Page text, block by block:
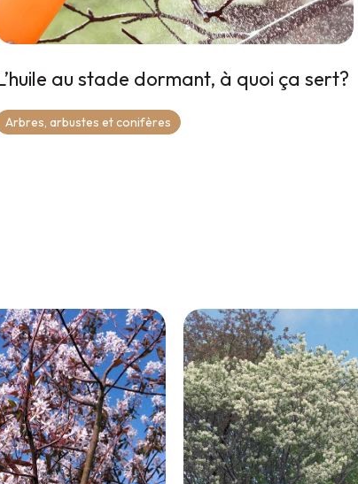
au stade dormant, à quoi ça sert?
Arbres, arbustes et conifères